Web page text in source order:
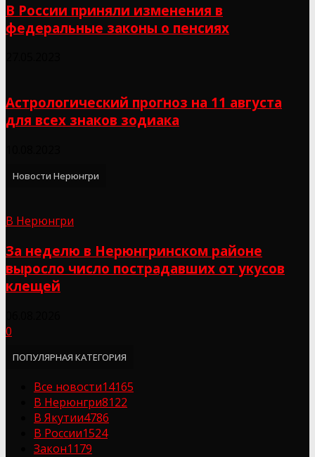
В России приняли изменения в
федеральные законы о пенсиях
Астрологический прогноз на 11 августа
для всех знаков зодиака
Новости Нерюнгри
В Нерюнгри
За неделю в Нерюнгринском районе
выросло число пострадавших от укусов
клещей
0
ПОПУЛЯРНАЯ КАТЕГОРИЯ
Все новости14165
В Нерюнгри8122
В Якутии4786
В России1524
Закон1179